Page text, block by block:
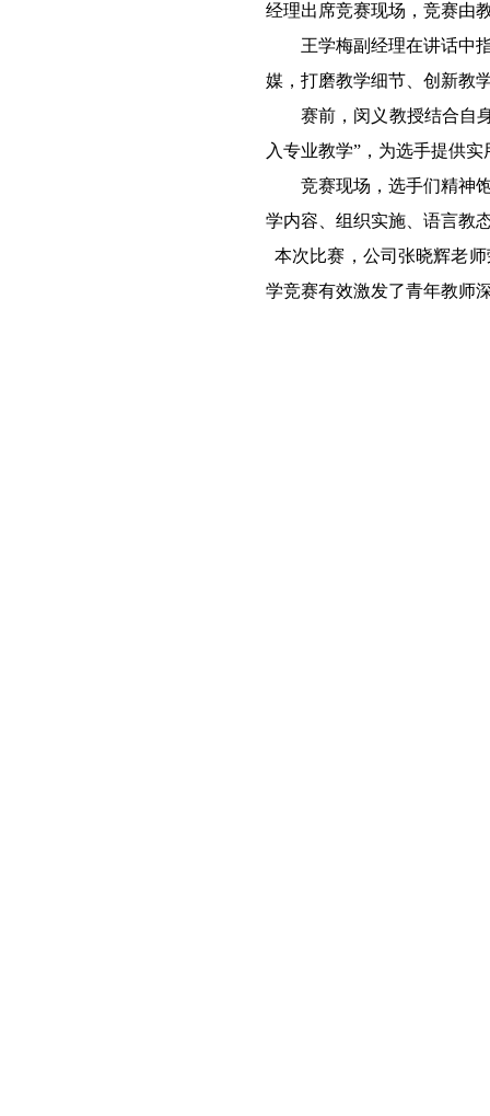
经理出席竞赛现场，竞赛由
王学梅副经理在讲话中
媒，打磨教学细节、创新教
赛前，闵义教授结合自
入专业教学”，为选手提供实
竞赛现场，选手们精神
学内容、组织实施、语言教
本次比赛，公司 张晓辉老师
学竞赛有效激发了青年教师